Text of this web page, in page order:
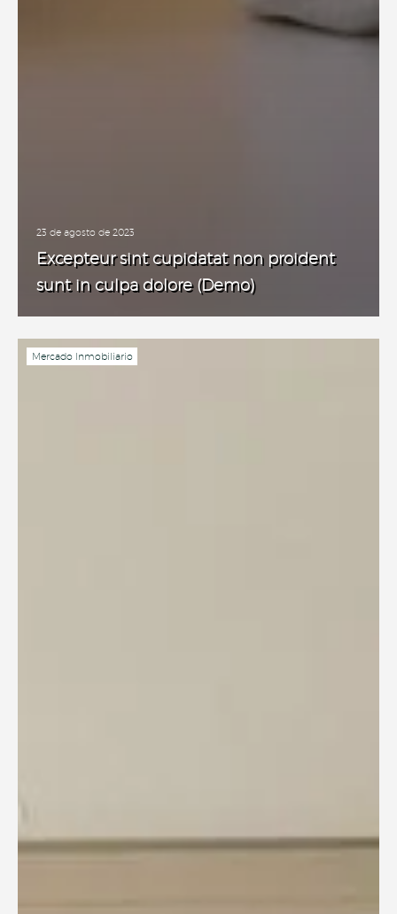
23 de agosto de 2023
Excepteur sint cupidatat non proident
sunt in culpa dolore (Demo)
Mercado Inmobiliario